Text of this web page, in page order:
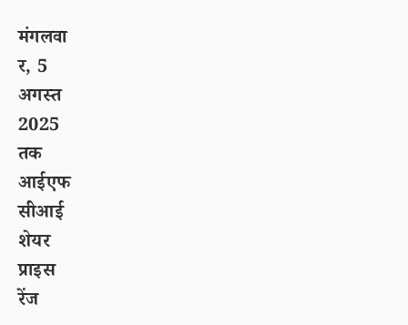
मंगलवा
र, 5
अगस्त
2025
तक
आईएफ
सीआई
शेयर
प्राइस
रेंज